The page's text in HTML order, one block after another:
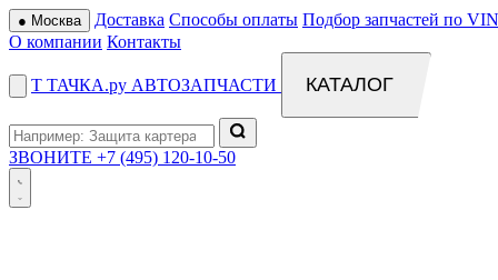
● Москва Доставка Способы оплаты Подбор запчастей по
О компании Контакты
Т ТАЧКА.ру АВТОЗАПЧАСТИ КАТАЛОГ
ЗВОНИТЕ +7 (495) 120-10-50